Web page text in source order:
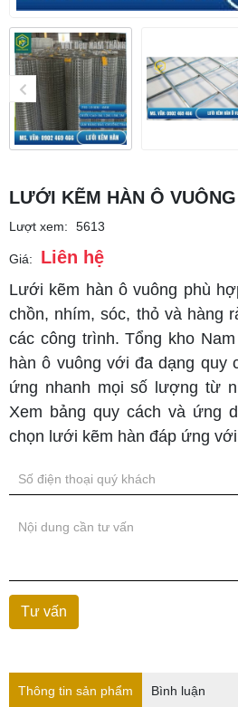
LƯỚI KẼM HÀN Ô VUÔNG
Lượt xem: 5613
Giá: Liên hệ
Lưới kẽm hàn ô vuông phù
chồn, nhím, sóc, thỏ và hàng
các công trình. Tổng kho
hàn ô vuông với đa dạng quy
ứng nhanh mọi số lượng từ
Xem bảng quy cách và ứng
chọn lưới kẽm hàn đáp ứng
Thông tin sản phẩm Bình luận